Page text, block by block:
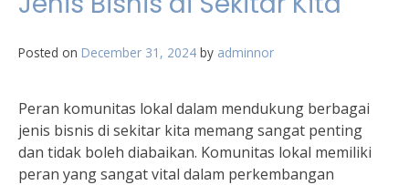
Posted on December 31, 2024 by adminnor
Peran komunitas lokal dalam mendukung berbagai
jenis bisnis di sekitar kita memang sangat penting
dan tidak boleh diabaikan. Komunitas lokal memiliki
peran yang sangat vital dalam perkembangan